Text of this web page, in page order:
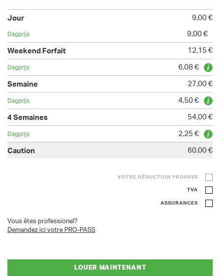
9,00 €
9,00 €
12,15 €
6,08 €
27,00 €
4,50 €
54,00 €
2,25 €
60,00 €
VOTRE RÉDUCTION PROPASS
TVA
ASSURANCES
Vous êtes professionel?
Demandez ici votre PRO-PASS
LOUER MAINTENANT